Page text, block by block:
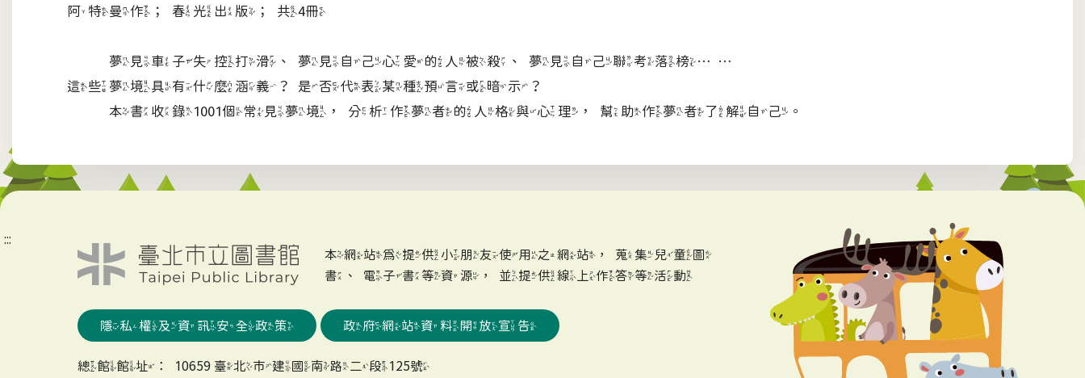
阿特曼作；春光出版；共4冊
夢見車子失控打滑、夢見自己心愛的人被殺、夢見自己聯考落榜……
這些夢境具有什麼涵義？是否代表某種預言或暗示？
本書收錄1001個常見夢境，分析作夢者的人格與心理，幫助作夢者了解自己。
:::
本網站為提供小朋友使用之網站，蒐集兒童圖
書、電子書等資源，並提供線上作答等活動
隱私權及資訊安全政策 政府網站資料開放宣告
總館館址：10659 臺北市建國南路二段125號